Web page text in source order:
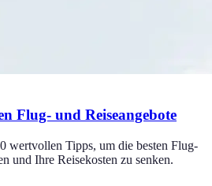
Flug- und Reiseangebote
wertvollen Tipps, um die besten Flug-
und Ihre Reisekosten zu senken.